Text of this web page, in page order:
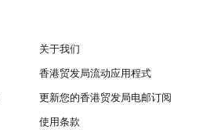
关于我们
香港贸发局流动应用程式
更新您的香港贸发局电邮订阅
使用条款